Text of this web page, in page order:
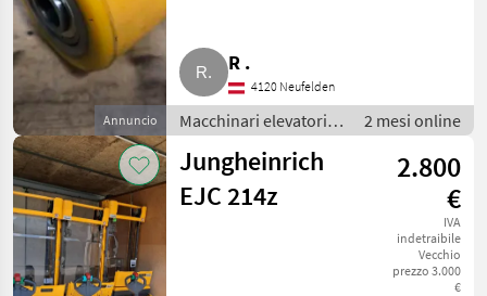
Annuncio
R .
4120 Neufelden
Macchinari elevatori e
per magazzino /
Carrello elevatore
2 mesi online
Jungheinrich
EJC 214z
2.800
€
IVA
indetraibile
Vecchio
prezzo 3.000
€